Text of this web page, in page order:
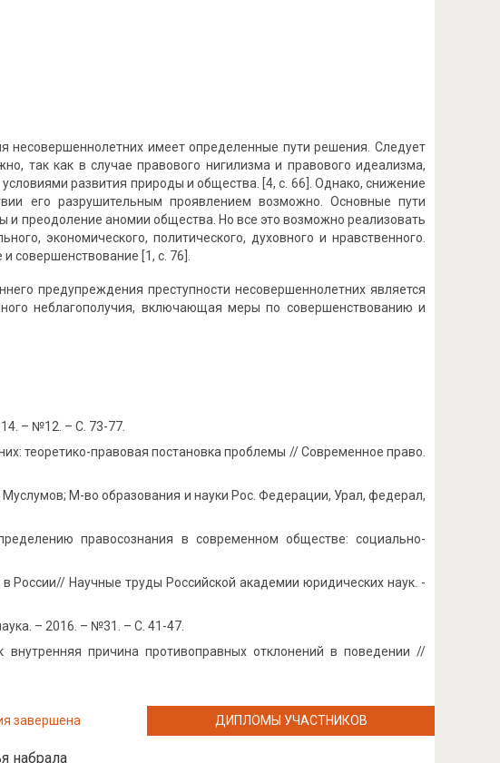
имеет определенные пути решения. Следует
так как в случае правового нигилизма и правового идеализма,
развития природы и общества. [4, c. 66]. Однако, снижение
его разрушительным проявлением возможно. Основные пути
преодоление аномии общества. Но все это возможно реализовать
экономического, политического, духовного и нравственного.
совершенствование [1, c. 76].
предупреждения преступности несовершеннолетних является
неблагополучия, включающая меры по совершенствованию и
– №12. – С. 73-77.
теоретико-правовая постановка проблемы // Современное право.
М-во образования и науки Рос. Федерации, Урал, федерал,
правосознания в современном обществе: социально-
Научные труды Российской академии юридических наук. -
– 2016. – №31. – С. 41-47.
причина противоправных отклонений в поведении //
завершена
набрала
ДИПЛОМЫ УЧАСТНИКОВ